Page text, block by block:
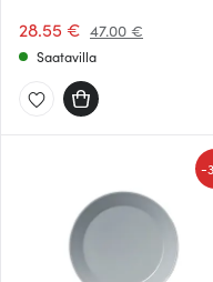
28.55 € 47.00 €
Saatavilla
-